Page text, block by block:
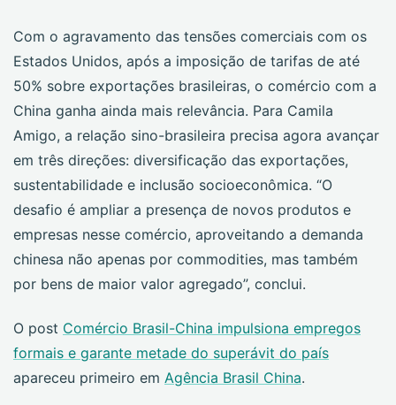
Com o agravamento das tensões comerciais com os
Estados Unidos, após a imposição de tarifas de até
50% sobre exportações brasileiras, o comércio com a
China ganha ainda mais relevância. Para Camila
Amigo, a relação sino-brasileira precisa agora avançar
em três direções: diversificação das exportações,
sustentabilidade e inclusão socioeconômica. “O
desafio é ampliar a presença de novos produtos e
empresas nesse comércio, aproveitando a demanda
chinesa não apenas por commodities, mas também
por bens de maior valor agregado”, conclui.
O post Comércio Brasil-China impulsiona empregos
formais e garante metade do superávit do país
apareceu primeiro em Agência Brasil China.